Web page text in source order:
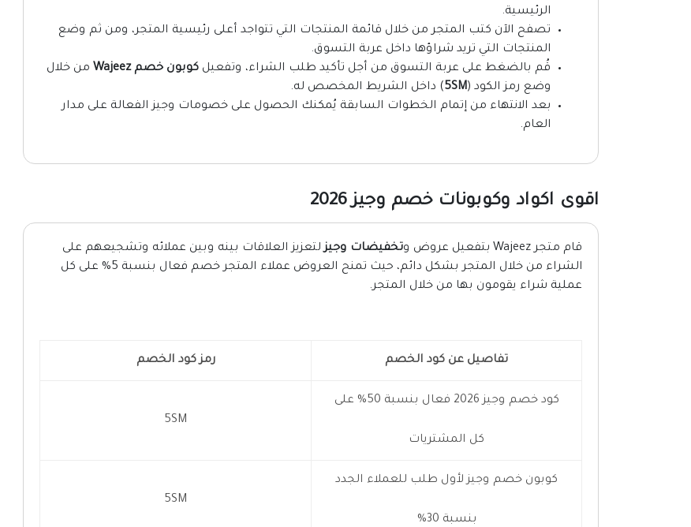
الرئيسية.
تصفح الآن كتب المتجر من خلال قائمة المنتجات التي تتواجد أعلى رئيسية المتجر، ومن ثم وضع
المنتجات التي تريد شراؤها داخل عربة التسوق.
قُم بالضغط على عربة التسوق من أجل تأكيد طلب الشراء، وتفعيل كوبون خصم Wajeez
من خلال
وضع رمز الكود (5SM) داخل الشريط المخصص له.
بعد الانتهاء من إتمام الخطوات السابقة يُمكنك الحصول على خصومات وجيز الفعالة على مدار
العام.
اقوى اكواد وكوبونات خصم وجيز 2026
قام متجر Wajeez بتفعيل عروض و تخفيضات وجيزلتعزيز العلاقات بينه وبين عملائه وتشجيعهم على
الشراء من خلال المتجر بشكل دائم، حيث تمنح العروض عملاء المتجر خصم فعال بنسبة 5% على كل
عملية شراء يقومون بها من خلال المتجر.
تفاصيل عن كود الخصم رمز كود الخصم
كود خصم وجيز 2026 فعال بنسبة 50% على
كل المشتريات
5SM
كوبون خصم وجيز لأول طلب للعملاء الجدد
بنسبة 30%
5SM